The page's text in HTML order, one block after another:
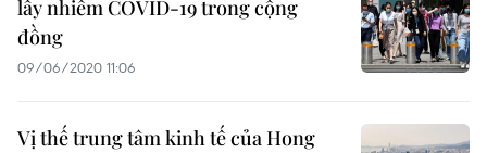
lây nhiễm COVID-19 trong cộng
đồng
09/06/2020 11:06
Vị thế trung tâm kinh tế của Hong